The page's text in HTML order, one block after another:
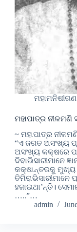
ମହାମନିଷୀଗଣ
ମହାପାତ୍ର ନୀଳମଣି
~ ମହାପାତ୍ର
“ଏ ଜଗତ ଅସଂଖ୍ୟ
ଅସଂଖ୍ୟ କକ୍ଷରେ
ଦିବାଭିସାରୀମାନେ
କକ୍ଷାନ୍ତରକୁ ମୁଖ୍ୟ
ତିମିରାଭିସାରୀମାନେ
ହଜାଇଥା’ନ୍ତି।
…..”…
admin